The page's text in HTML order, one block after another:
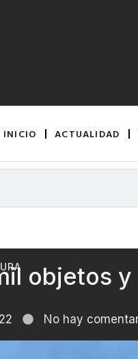
INICIO ACTUALIDAD
objetos
No hay